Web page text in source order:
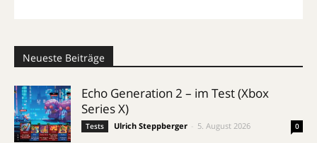
Neueste Beiträge
Echo Generation 2 – im Test (Xbox
Series X)
Tests Ulrich Steppberger 5. August 2026 0